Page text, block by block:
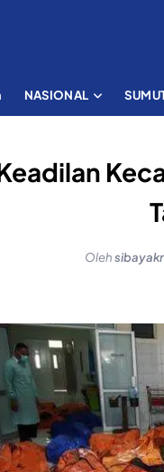
NASIONAL
Oleh